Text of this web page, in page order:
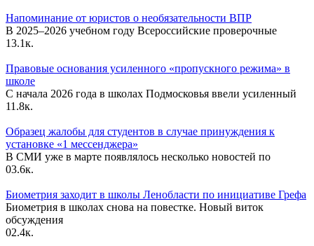
Напоминание от юристов о необязательности ВПР
В 2025–2026 учебном году Всероссийские проверочные
13.1к.
Правовые основания усиленного «пропускного режима» в
школе
С начала 2026 года в школах Подмосковья ввели усиленный
11.8к.
Образец жалобы для студентов в случае принуждения к
установке «1 мессенджера»
В СМИ уже в марте появлялось несколько новостей по
03.6к.
Биометрия заходит в школы Ленобласти по инициативе Грефа
Биометрия в школах снова на повестке. Новый виток
обсуждения
02.4к.